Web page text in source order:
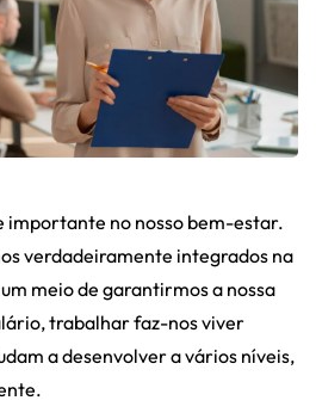
importante no nosso bem-estar.
verdadeiramente integrados na
meio de garantirmos a nossa
trabalhar faz-nos viver
a desenvolver a vários níveis,